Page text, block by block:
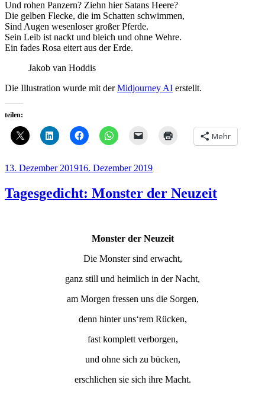
Und rohen Panzern? Ziehn hier Satans Heere?
Die gelben Flecke, die im Schatten schwimmen,
Sind Augen wesenloser großer Pferde.
Sein Leib ist nackt und bleich und ohne Wehre.
Ein fades Rosa eitert aus der Erde.
Jakob van Hoddis
Die Illustration wurde mit derMidjourney AI erstellt.
teilen:
Mehr
Veröffentlicht
13. Dezember 201916. Dezember 2019
Tagesgedicht: Monster der Neuzeit
Monster der Neuzeit
Die Monster sind erwacht,
ganz still und heimlich in der Nacht,
am Morgen fressen uns die Sorgen,
denn hinter uns‘rem Rücken,
fast komplett verborgen,
und ohne sich zu bücken,
erschlichen sie sich ihre Macht.